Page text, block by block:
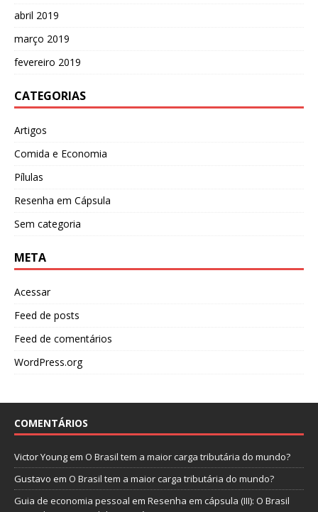
abril 2019
março 2019
fevereiro 2019
CATEGORIAS
Artigos
Comida e Economia
Pílulas
Resenha em Cápsula
Sem categoria
META
Acessar
Feed de posts
Feed de comentários
WordPress.org
COMENTÁRIOS
Victor Youngem O Brasil tem a maior carga tributária do mundo?
Gustavo em O Brasil tem a maior carga tributária do mundo?
Guia de economia pessoal em Resenha em cápsula (III): O Brasil